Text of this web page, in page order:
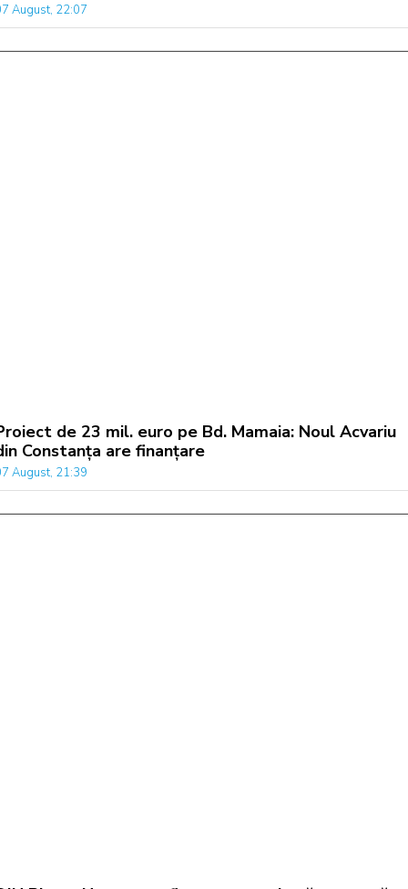
August, 22:07
de 23 mil. euro pe Bd. Mamaia: Noul Acvariu
Constanța are finanțare
August, 21:39